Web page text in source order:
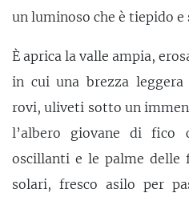
un luminoso che è tiepido e
È aprica la valle ampia,
in cui una brezza leggera
rovi, uliveti sotto un
l’albero giovane di fico
oscillanti e le palme delle
solari, fresco asilo per